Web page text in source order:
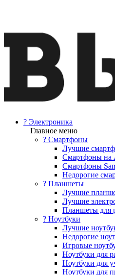
? Электроника
Главное меню
? Смартфоны
Лучшие
Смартфоны на
Смартфоны
Недорогие
? Планшеты
Лучшие
Лучшие
Планшеты для
? Ноутбуки
Лучшие
Недорогие
Игровые
Ноутбуки для
Ноутбуки для
Ноутбуки для